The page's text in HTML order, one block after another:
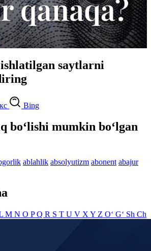
saytlarni
Bing
bo‘lishi mumkin bo‘lgan
ablahlik absolyutizm abonent abajur
M N O PQ R S T U V X Y Z O‘ G‘ Sh Ch